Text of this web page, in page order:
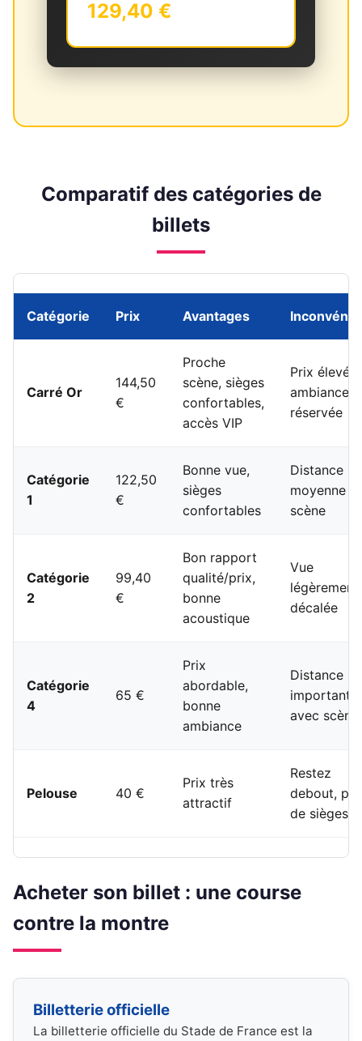
129,40 €
Comparatif des catégories de
billets
Catégorie Prix Avantages
Carré Or
144,50
€
Proche
scène, sièges
confortables,
accès VIP
Prix élevé,
ambiance
réservée
Catégorie
1
122,50
€
Bonne vue,
sièges
confortables
Distance
moyenne
scène
Catégorie
2
99,40
€
Bon rapport
qualité/prix,
bonne
acoustique
Vue
légèrement
décalée
Catégorie
4
65 €
Prix
abordable,
bonne
ambiance
Distance
importante
avec scène
Pelouse 40 €
Prix très
attractif
Restez
debout, pas
de sièges
Acheter son billet : une course
contre la montre
Billetterie officielle
La billetterie officielle du Stade de France est la